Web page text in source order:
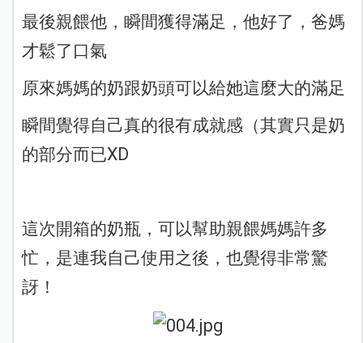
最後親餵他，瞬間獲得滿足，他好了，爸媽
才鬆了口氣
原來媽媽的奶跟奶頭可以給她這麼大的滿足
瞬間覺得自己真的很有成就感（其實只是奶
的部分而已XD
這次開箱的奶瓶，可以幫助親餵媽媽許多
忙，是連我自己使用之後，也覺得非常驚
訝！